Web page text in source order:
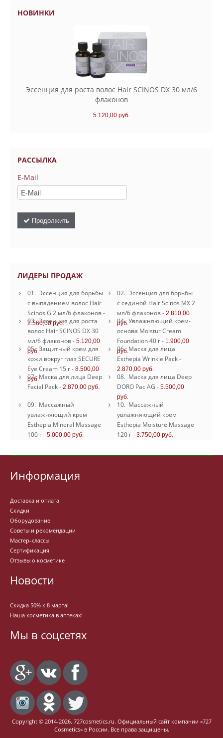
НОВИНКИ
Эссенция для роста волос Hair SCINOS DX 30 мл/6
флаконов
5.120,00 руб.
РАССЫЛКА
E-Mail
Продолжить
ЛИДЕРЫ ПРОДАЖ
01. Эссенция для борьбы
с выпадением волос Hair
Scinos G 2 мл/6 флаконов-
2.560,00 руб.
02. Эссенция для борьбы
с сединой Hair Scinos MХ 2
мл/6 флаконов- 2.810,00
руб.
03.Эссенция для роста
волос Hair SCINOS DX 30
мл/6 флаконов- 5.120,00
руб.
04.Увлажняющий крем-
основа Moistur Cream
Foundation 40 г- 1.900,00
руб.
05.Защитный крем для
кожи вокруг глаз SECURE
Eye Cream 15 г- 8.500,00
руб.
06. Маска для лица
Esthepia Wrinkle Pack-
2.870,00 руб.
07. Маска для лица Deep
Facial Pack- 2.870,00 руб.
08. Маска для лица Deep
DORO Pac AG - 5.500,00
руб.
09. Массажный
увлажняющий крем
Esthepia Mineral Massage
100 г- 5.000,00 руб.
10. Массажный
увлажняющий крем
Esthepia Moisture Massage
120 г- 3.750,00 руб.
Информация
Доставка и оплата
Скидки
Оборудование
Советы и рекомендации
Мастер-классы
Сертификация
Отзывы о косметике
Новости
Скидка 50% к 8 марта!
Наша косметика в аптеках!
Мы в соцсетях
Copyright © 2014-2026. 727cosmetics.ru. Официальный сайт компании «727
Cosmetics» в России. Все права защищены.